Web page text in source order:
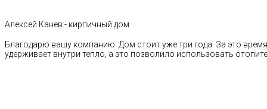
Алексей Канев - кирпичный дом
Благодарю вашу компанию. Дом стоит уже три года. За это
удерживает внутри тепло, а это позволило использовать